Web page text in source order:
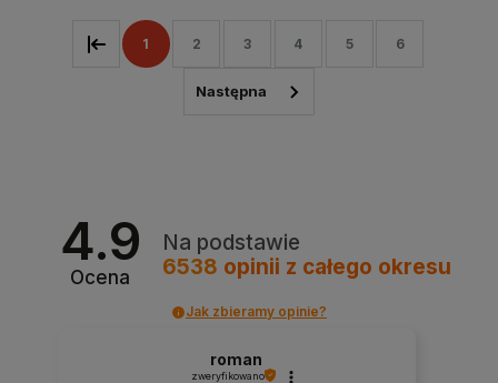
1 2 3 4 5 6
4.9
Ocena
Na podstawie
6538 opinii z całego okresu
Jak zbieramy opinie?
roman
zweryfikowano